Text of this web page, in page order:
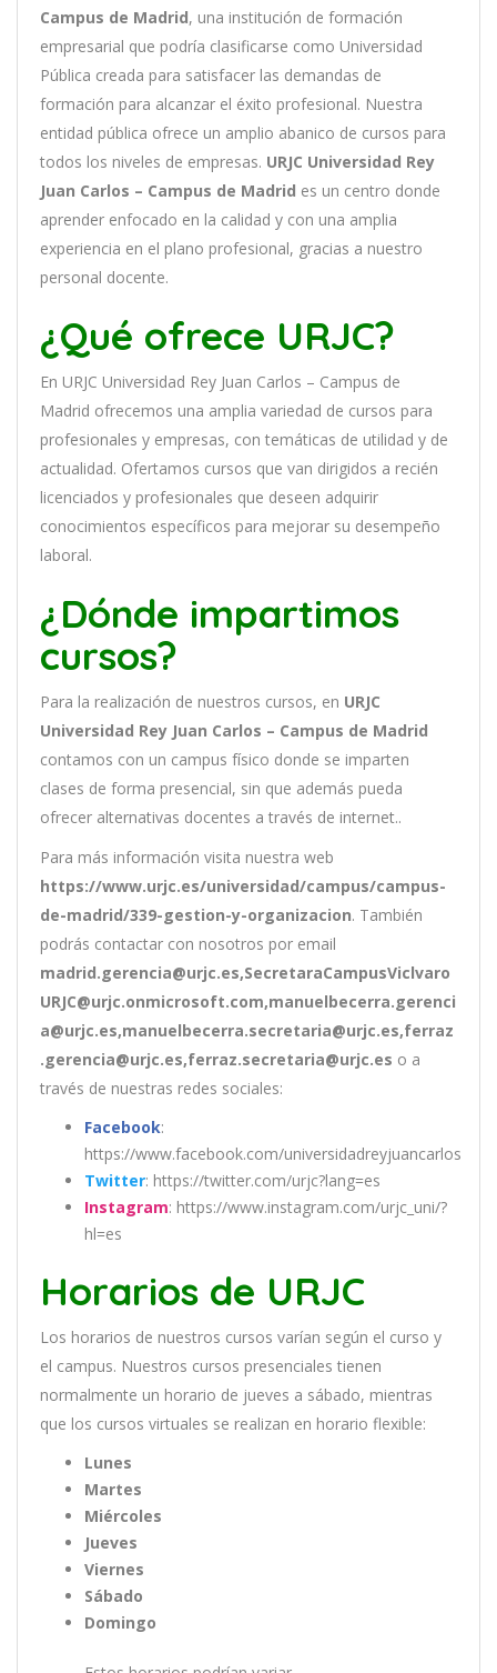
Campus de Madrid, una institución de formación
empresarial que podría clasificarse como Universidad
Pública creada para satisfacer las demandas de
formación para alcanzar el éxito profesional. Nuestra
entidad pública ofrece un amplio abanico de cursos para
todos los niveles de empresas. URJC Universidad Rey
Juan Carlos – Campus de Madrid es un centro donde
aprender enfocado en la calidad y con una amplia
experiencia en el plano profesional, gracias a nuestro
personal docente.
¿Qué ofrece URJC?
En URJC Universidad Rey Juan Carlos – Campus de
Madrid ofrecemos una amplia variedad de cursos para
profesionales y empresas, con temáticas de utilidad y de
actualidad. Ofertamos cursos que van dirigidos a recién
licenciados y profesionales que deseen adquirir
conocimientos específicos para mejorar su desempeño
laboral.
¿Dónde impartimos
cursos?
Para la realización de nuestros cursos, en URJC
Universidad Rey Juan Carlos – Campus de Madrid
contamos con un campus físico donde se imparten
clases de forma presencial, sin que además pueda
ofrecer alternativas docentes a través de internet..
Para más información visita nuestra web
https://www.urjc.es/universidad/campus/campus-
de-madrid/339-gestion-y-organizacion. También
podrás contactar con nosotros por email
madrid.gerencia@urjc.es,SecretaraCampusViclvaro
URJC@urjc.onmicrosoft.com,manuelbecerra.gerenci
a@urjc.es,manuelbecerra.secretaria@urjc.es,ferraz
.gerencia@urjc.es,ferraz.secretaria@urjc.es o a
través de nuestras redes sociales:
Facebook:
https://www.facebook.com/universidadreyjuancarlos
Twitter: https://twitter.com/urjc?lang=es
Instagram: https://www.instagram.com/urjc_uni/?
hl=es
Horarios de URJC
Los horarios de nuestros cursos varían según el curso y
el campus. Nuestros cursos presenciales tienen
normalmente un horario de jueves a sábado, mientras
que los cursos virtuales se realizan en horario flexible:
Lunes
Martes
Miércoles
Jueves
Viernes
Sábado
Domingo